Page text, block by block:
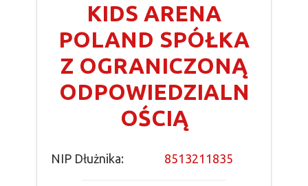
KIDS ARENA
POLAND SPÓŁKA
Z OGRANICZONĄ
ODPOWIEDZIALN
OŚCIĄ
NIP Dłużnika: 8513211835